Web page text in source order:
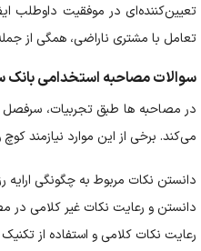
تعیین‌کننده‌ای در موفقیت داوطلب
تعامل با مشتری ناراضی، همگی از
سوالات مصاحبه استخدامی بانک
در مصاحبه ها طبق تجربیات، سرفصل
می‌کند. برخی از این موارد نیازمند
دانستن نکات مربوط به چگونگی
دانستن و رعایت نکات غیر کلامی در
رعایت نکات کلامی و استفاده از